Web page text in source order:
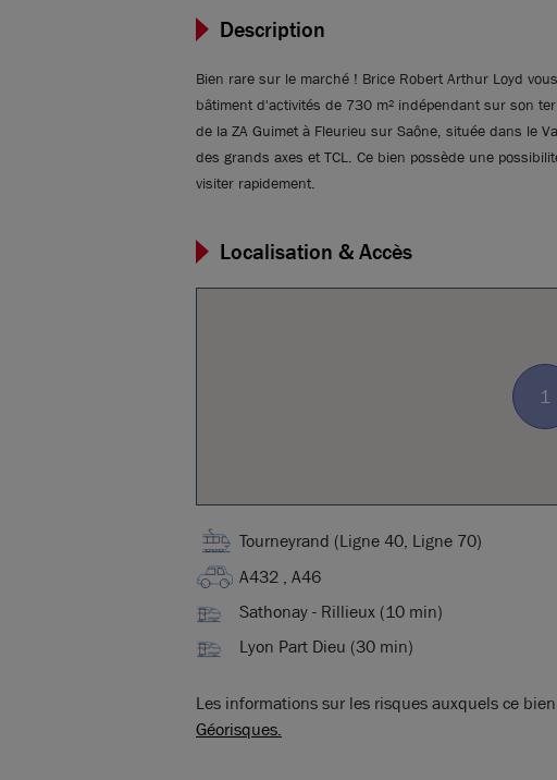
Description
Bien rare sur le marché ! Brice Robert Arthur Loyd
bâtiment d'activités de 730 m² indépendant sur son
de la ZA Guimet à Fleurieu sur Saône, située dans le
des grands axes et TCL. Ce bien possède une
visiter rapidement.
Localisation & Accès
1
Tourneyrand (Ligne 40, Ligne 70)
A432 , A46
Sathonay - Rillieux (10 min)
Lyon Part Dieu (30 min)
Les informations sur les risques auxquels ce
Géorisques.